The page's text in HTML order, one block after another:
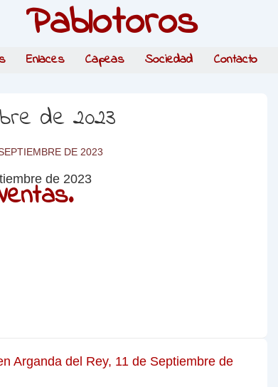
Pablotoros
Enlaces Capeas Sociedad Contacto
de 2023
DE 2023
Arganda del Rey, 11 de Septiembre de